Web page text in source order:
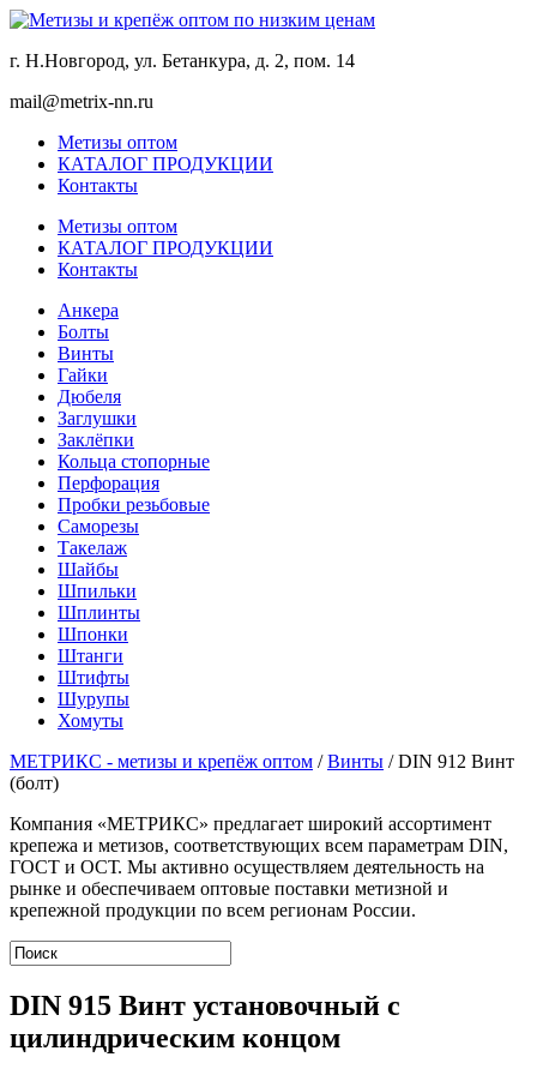
г. Н.Новгород, ул. Бетанкура, д. 2, пом. 14
mail@metrix-nn.ru
Метизы оптом
КАТАЛОГ ПРОДУКЦИИ
Контакты
Метизы оптом
КАТАЛОГ ПРОДУКЦИИ
Контакты
Анкера
Болты
Винты
Гайки
Дюбеля
Заглушки
Заклёпки
Кольца стопорные
Перфорация
Пробки резьбовые
Саморезы
Такелаж
Шайбы
Шпильки
Шплинты
Шпонки
Штанги
Штифты
Шурупы
Хомуты
МЕТРИКС - метизы и крепёж оптом /Винты /DIN 912 Винт
(болт)
Компания «МЕТРИКС» предлагает широкий ассортимент
крепежа и метизов, соответствующих всем параметрам DIN,
ГОСТ и ОСТ. Мы активно осуществляем деятельность на
рынке и обеспечиваем оптовые поставки метизной и
крепежной продукции по всем регионам России.
DIN 915 Винт установочный с
цилиндрическим концом